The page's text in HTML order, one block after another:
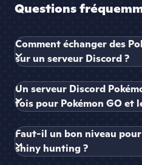
Questions
Comment échanger des
sur un serveur Discord ?
Un serveur Discord
fois pour Pokémon GO et
Faut-il un bon niveau
shiny hunting ?